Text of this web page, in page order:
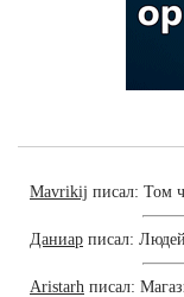
Mavrikij писал: Том
Даниар писал:
Aristarh писал: